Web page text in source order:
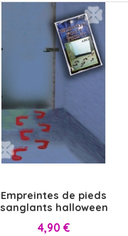
Empreintes de pieds
sanglants halloween
Prix
4,90 €